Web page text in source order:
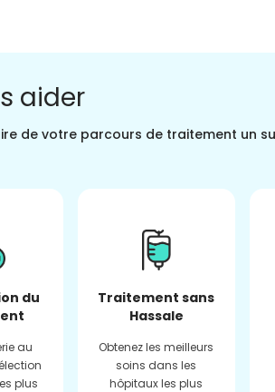
aider
de votre parcours de traitement un
du
au
plus
Traitement sans
Hassale
Obtenez les meilleurs
soins dans les
hôpitaux les plus